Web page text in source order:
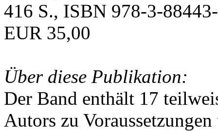
416 S., ISBN 978-3-
EUR 35,00
Über diese Publikation:
Der Band enthält 17
Autors zu